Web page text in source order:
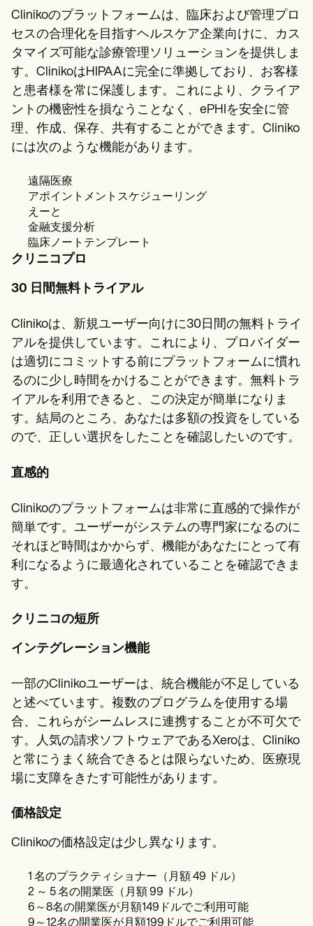
Clinikoのプラットフォームは、臨床および管理プロ
セスの合理化を目指すヘルスケア企業向けに、カス
タマイズ可能な診療管理ソリューションを提供しま
す。ClinikoはHIPAAに完全に準拠しており、お客様
と患者様を常に保護します。これにより、クライア
ントの機密性を損なうことなく、ePHIを安全に管
理、作成、保存、共有することができます。Cliniko
には次のような機能があります。
遠隔医療
アポイントメントスケジューリング
えーと
金融支援分析
臨床ノートテンプレート
クリニコプロ
30 日間無料トライアル
Clinikoは、新規ユーザー向けに30日間の無料トライ
アルを提供しています。これにより、プロバイダー
は適切にコミットする前にプラットフォームに慣れ
るのに少し時間をかけることができます。無料トラ
イアルを利用できると、この決定が簡単になりま
す。結局のところ、あなたは多額の投資をしている
ので、正しい選択をしたことを確認したいのです。
直感的
Clinikoのプラットフォームは非常に直感的で操作が
簡単です。ユーザーがシステムの専門家になるのに
それほど時間はかからず、機能があなたにとって有
利になるように最適化されていることを確認できま
す。
クリニコの短所
インテグレーション機能
一部のClinikoユーザーは、統合機能が不足している
と述べています。複数のプログラムを使用する場
合、これらがシームレスに連携することが不可欠で
す。人気の請求ソフトウェアであるXeroは、Cliniko
と常にうまく統合できるとは限らないため、医療現
場に支障をきたす可能性があります。
価格設定
Clinikoの価格設定は少し異なります。
1 名のプラクティショナー（月額 49 ドル）
2 ～ 5 名の開業医（月額 99 ドル）
6～8名の開業医が月額149ドルでご利用可能
9～12名の開業医が月額199ドルでご利用可能